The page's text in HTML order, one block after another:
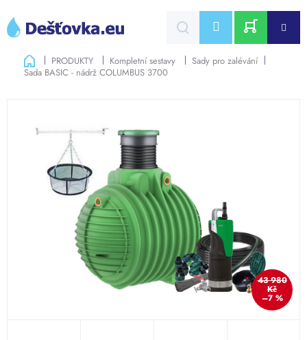
obsah
CZK
NÁKUPNÍ
DomůPRODUKTY Kompletní sestavy
Sady pro zalévání
Sada BASIC - nádrž COLUMBUS 3700
43 980
Kč
–7 %